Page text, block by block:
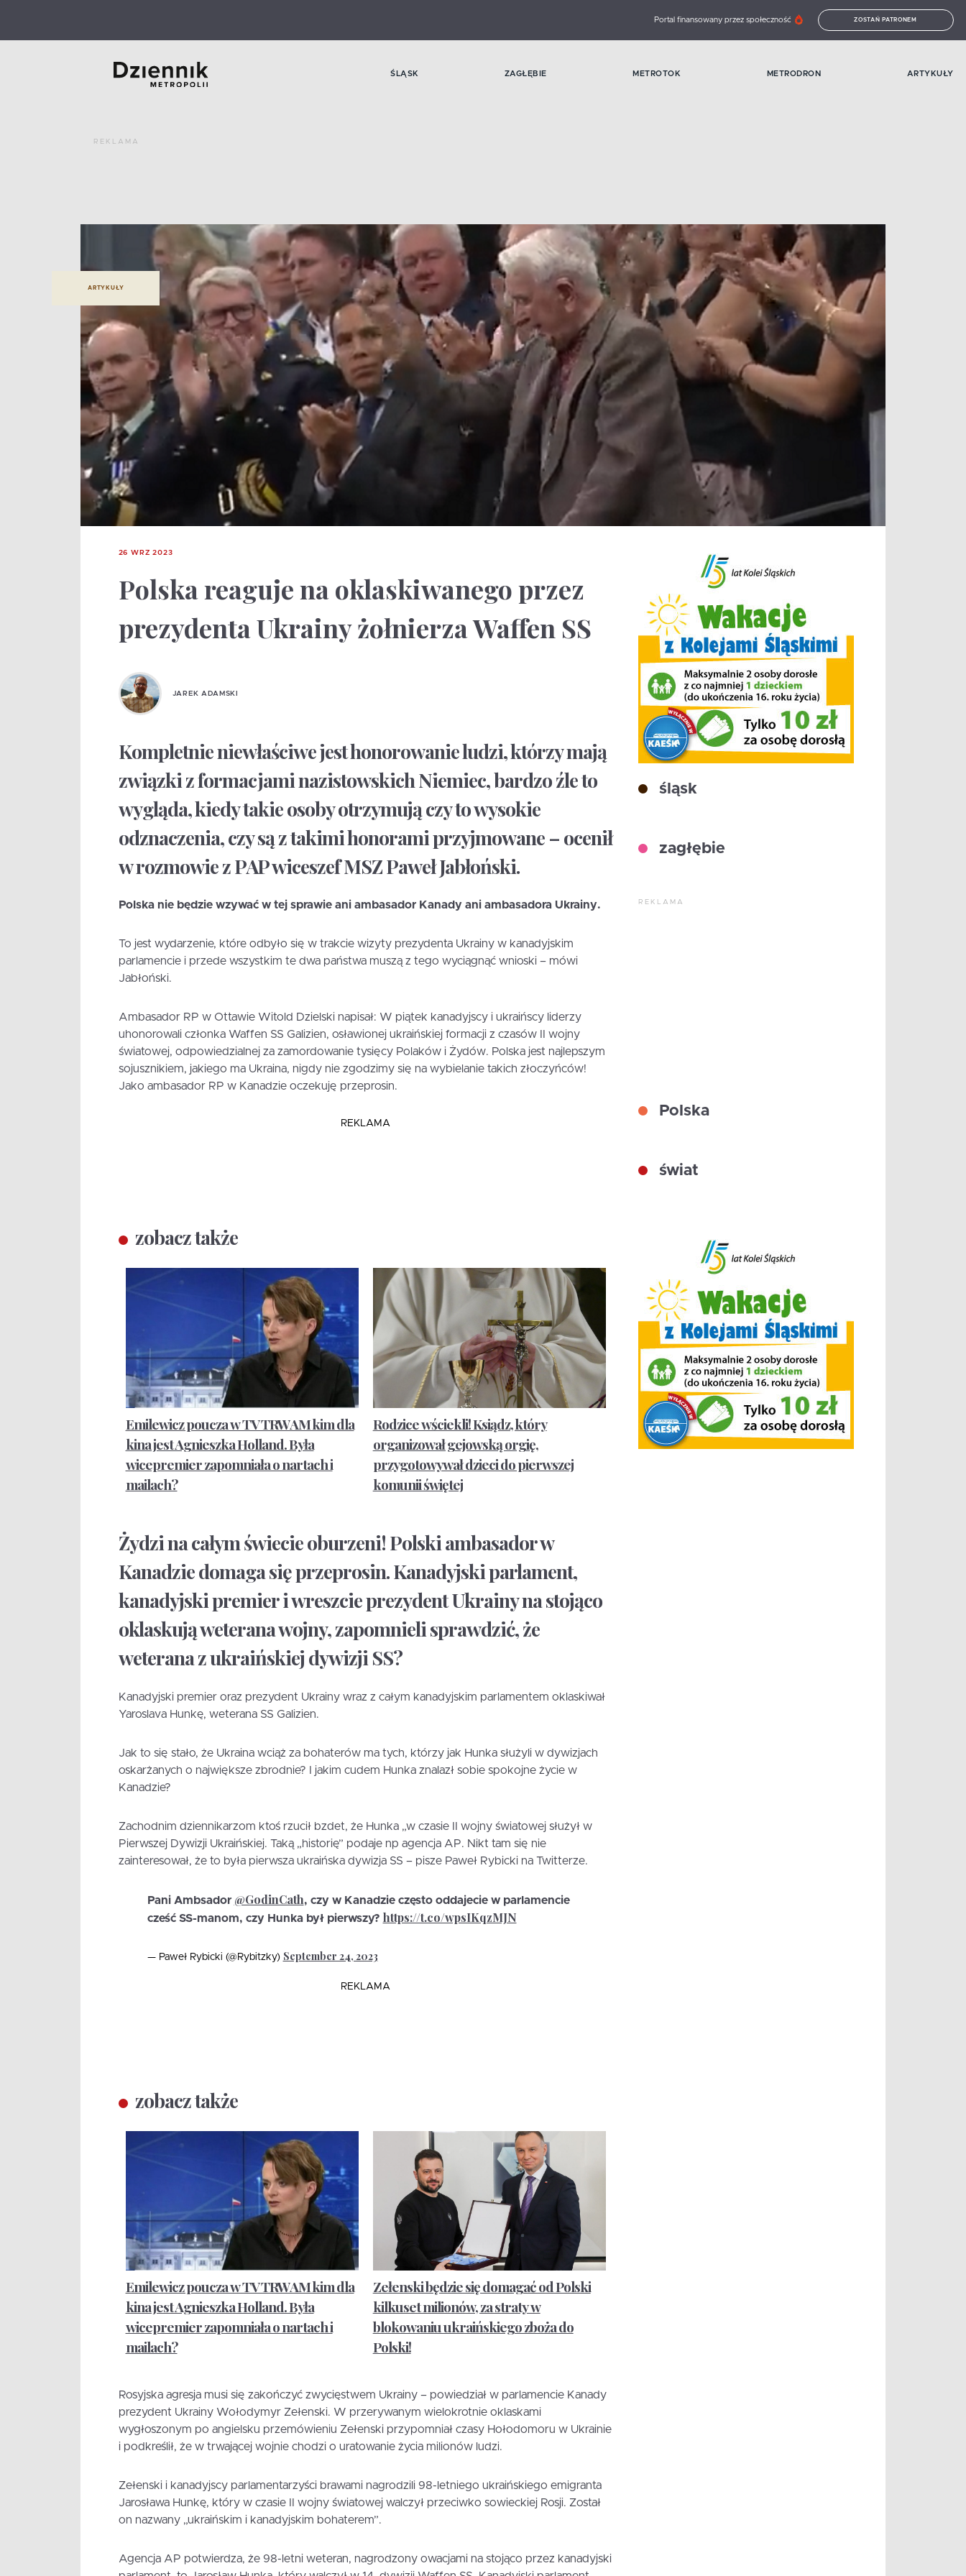
Portal finansowany przez społeczność ZOSTAŃ PATRONEM
ŚLĄSK ZAGŁĘBIE METROTOK METRODRON ARTYKUŁY
REKLAMA
ARTYKUŁY
26 WRZ 2023
Polska reaguje na oklaskiwanego przez
prezydenta Ukrainy żołnierza Waffen SS
JAREK ADAMSKI
Kompletnie niewłaściwe jest honorowanie ludzi, którzy mają
związki z formacjami nazistowskich Niemiec, bardzo źle to
wygląda, kiedy takie osoby otrzymują czy to wysokie
odznaczenia, czy są z takimi honorami przyjmowane – ocenił
w rozmowie z PAP wiceszef MSZ Paweł Jabłoński.
Polska nie będzie wzywać w tej sprawie ani ambasador Kanady ani ambasadora Ukrainy.
To jest wydarzenie, które odbyło się w trakcie wizyty prezydenta Ukrainy w kanadyjskim
parlamencie i przede wszystkim te dwa państwa muszą z tego wyciągnąć wnioski – mówi
Jabłoński.
Ambasador RP w Ottawie Witold Dzielski napisał: W piątek kanadyjscy i ukraińscy liderzy
uhonorowali członka Waffen SS Galizien, osławionej ukraińskiej formacji z czasów II wojny
światowej, odpowiedzialnej za zamordowanie tysięcy Polaków i Żydów. Polska jest najlepszym
sojusznikiem, jakiego ma Ukraina, nigdy nie zgodzimy się na wybielanie takich złoczyńców!
Jako ambasador RP w Kanadzie oczekuję przeprosin.
REKLAMA
zobacz także
Emilewicz poucza w TV TRWAM kim dla
kina jest Agnieszka Holland. Była
wicepremier zapomniała o nartach i
mailach?
Rodzice wściekli! Ksiądz, który
organizował gejowską orgię,
przygotowywał dzieci do pierwszej
komunii świętej
Żydzi na całym świecie oburzeni! Polski ambasador w
Kanadzie domaga się przeprosin. Kanadyjski parlament,
kanadyjski premier i wreszcie prezydent Ukrainy na stojąco
oklaskują weterana wojny, zapomnieli sprawdzić, że
weterana z ukraińskiej dywizji SS?
Kanadyjski premier oraz prezydent Ukrainy wraz z całym kanadyjskim parlamentem oklaskiwał
Yaroslava Hunkę, weterana SS Galizien.
Jak to się stało, że Ukraina wciąż za bohaterów ma tych, którzy jak Hunka służyli w dywizjach
oskarżanych o największe zbrodnie? I jakim cudem Hunka znalazł sobie spokojne życie w
Kanadzie?
Zachodnim dziennikarzom ktoś rzucił bzdet, że Hunka „w czasie II wojny światowej służył w
Pierwszej Dywizji Ukraińskiej. Taką „historię” podaje np agencja AP. Nikt tam się nie
zainteresował, że to była pierwsza ukraińska dywizja SS – pisze Paweł Rybicki na Twitterze.
Pani Ambsador @GodinCath, czy w Kanadzie często oddajecie w parlamencie
cześć SS-manom, czy Hunka był pierwszy? https://t.co/wpsIKqzMJN
— Paweł Rybicki (@Rybitzky) September 24, 2023
REKLAMA
zobacz także
Emilewicz poucza w TV TRWAM kim dla
kina jest Agnieszka Holland. Była
wicepremier zapomniała o nartach i
mailach?
Zełenski będzie się domagać od Polski
kilkuset milionów, za straty w
blokowaniu ukraińskiego zboża do
Polski!
Rosyjska agresja musi się zakończyć zwycięstwem Ukrainy – powiedział w parlamencie Kanady
prezydent Ukrainy Wołodymyr Zełenski. W przerywanym wielokrotnie oklaskami
wygłoszonym po angielsku przemówieniu Zełenski przypomniał czasy Hołodomoru w Ukrainie
i podkreślił, że w trwającej wojnie chodzi o uratowanie życia milionów ludzi.
Zełenski i kanadyjscy parlamentarzyści brawami nagrodzili 98-letniego ukraińskiego emigranta
Jarosława Hunkę, który w czasie II wojny światowej walczył przeciwko sowieckiej Rosji. Został
on nazwany „ukraińskim i kanadyjskim bohaterem”.
Agencja AP potwierdza, że ​​98-letni weteran, nagrodzony owacjami na stojąco przez kanadyjski
śląsk
zagłębie
REKLAMA
Polska
świat